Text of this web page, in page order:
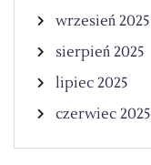
wrzesień 2025
sierpień 2025
lipiec 2025
czerwiec 2025